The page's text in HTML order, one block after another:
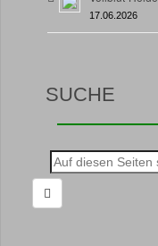
17.06.2026
SUCHE
Suche
nach: